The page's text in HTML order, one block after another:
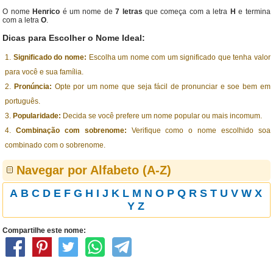
O nome Henrico é um nome de7 letras que começa com a letra H e termina
com a letraO.
Dicas para Escolher o Nome Ideal:
Significado do nome: Escolha um nome com um significado que tenha valor
para você e sua família.
Pronúncia: Opte por um nome que seja fácil de pronunciar e soe bem em
português.
Popularidade: Decida se você prefere um nome popular ou mais incomum.
Combinação com sobrenome: Verifique como o nome escolhido soa
combinado com o sobrenome.
Navegar por Alfabeto (A-Z)
A B C D E F G H I J K L M N O P Q R S T U V W X
Y Z
Compartilhe este nome: